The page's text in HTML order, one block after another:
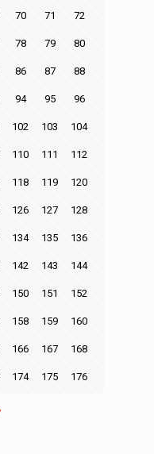
70 71 72
78 79 80
86 87 88
94 95 96
102 103 104
110 111 112
118 119 120
126 127 128
134 135 136
142 143 144
150 151 152
158 159 160
166 167 168
174 175 176